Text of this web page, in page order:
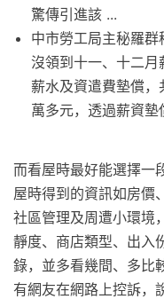
驚傳引進該 ...
中市勞工局主秘羅群
沒領到十一、十二
薪水及資遣費墊償
萬多元，透過薪資墊
而看屋時最好能選擇一
屋時得到的資訊如房價
社區管理及周遭小環境
靜度、商店類型、出入
錄，並多看幾間、多比
有網友在網路上控訴，